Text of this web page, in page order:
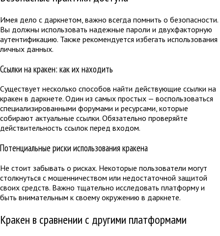
Имея дело с даркнетом, важно всегда помнить о безопасности.
Вы должны использовать надежные пароли и двухфакторную
аутентификацию. Также рекомендуется избегать использования
личных данных.
Ссылки на кракен: как их находить
Существует несколько способов найти действующие ссылки на
кракен в даркнете. Один из самых простых — воспользоваться
специализированными форумами и ресурсами, которые
собирают актуальные ссылки. Обязательно проверяйте
действительность ссылок перед входом.
Потенциальные риски использования кракена
Не стоит забывать о рисках. Некоторые пользователи могут
столкнуться с мошенничеством или недостаточной защитой
своих средств. Важно тщательно исследовать платформу и
быть внимательным к своему окружению в даркнете.
Кракен в сравнении с другими платформами